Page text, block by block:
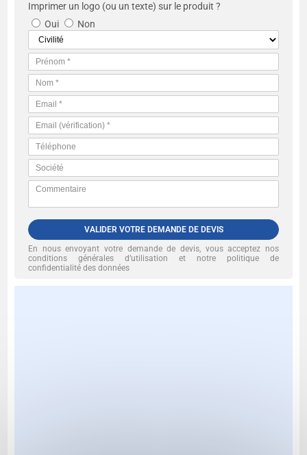
Imprimer un logo (ou un texte) sur le produit ?
Oui
Non
VALIDER VOTRE DEMANDE DE DEVIS
En nous envoyant votre demande de devis, vous acceptez nos
conditions générales d’utilisation et notre politique de
confidentialité des données